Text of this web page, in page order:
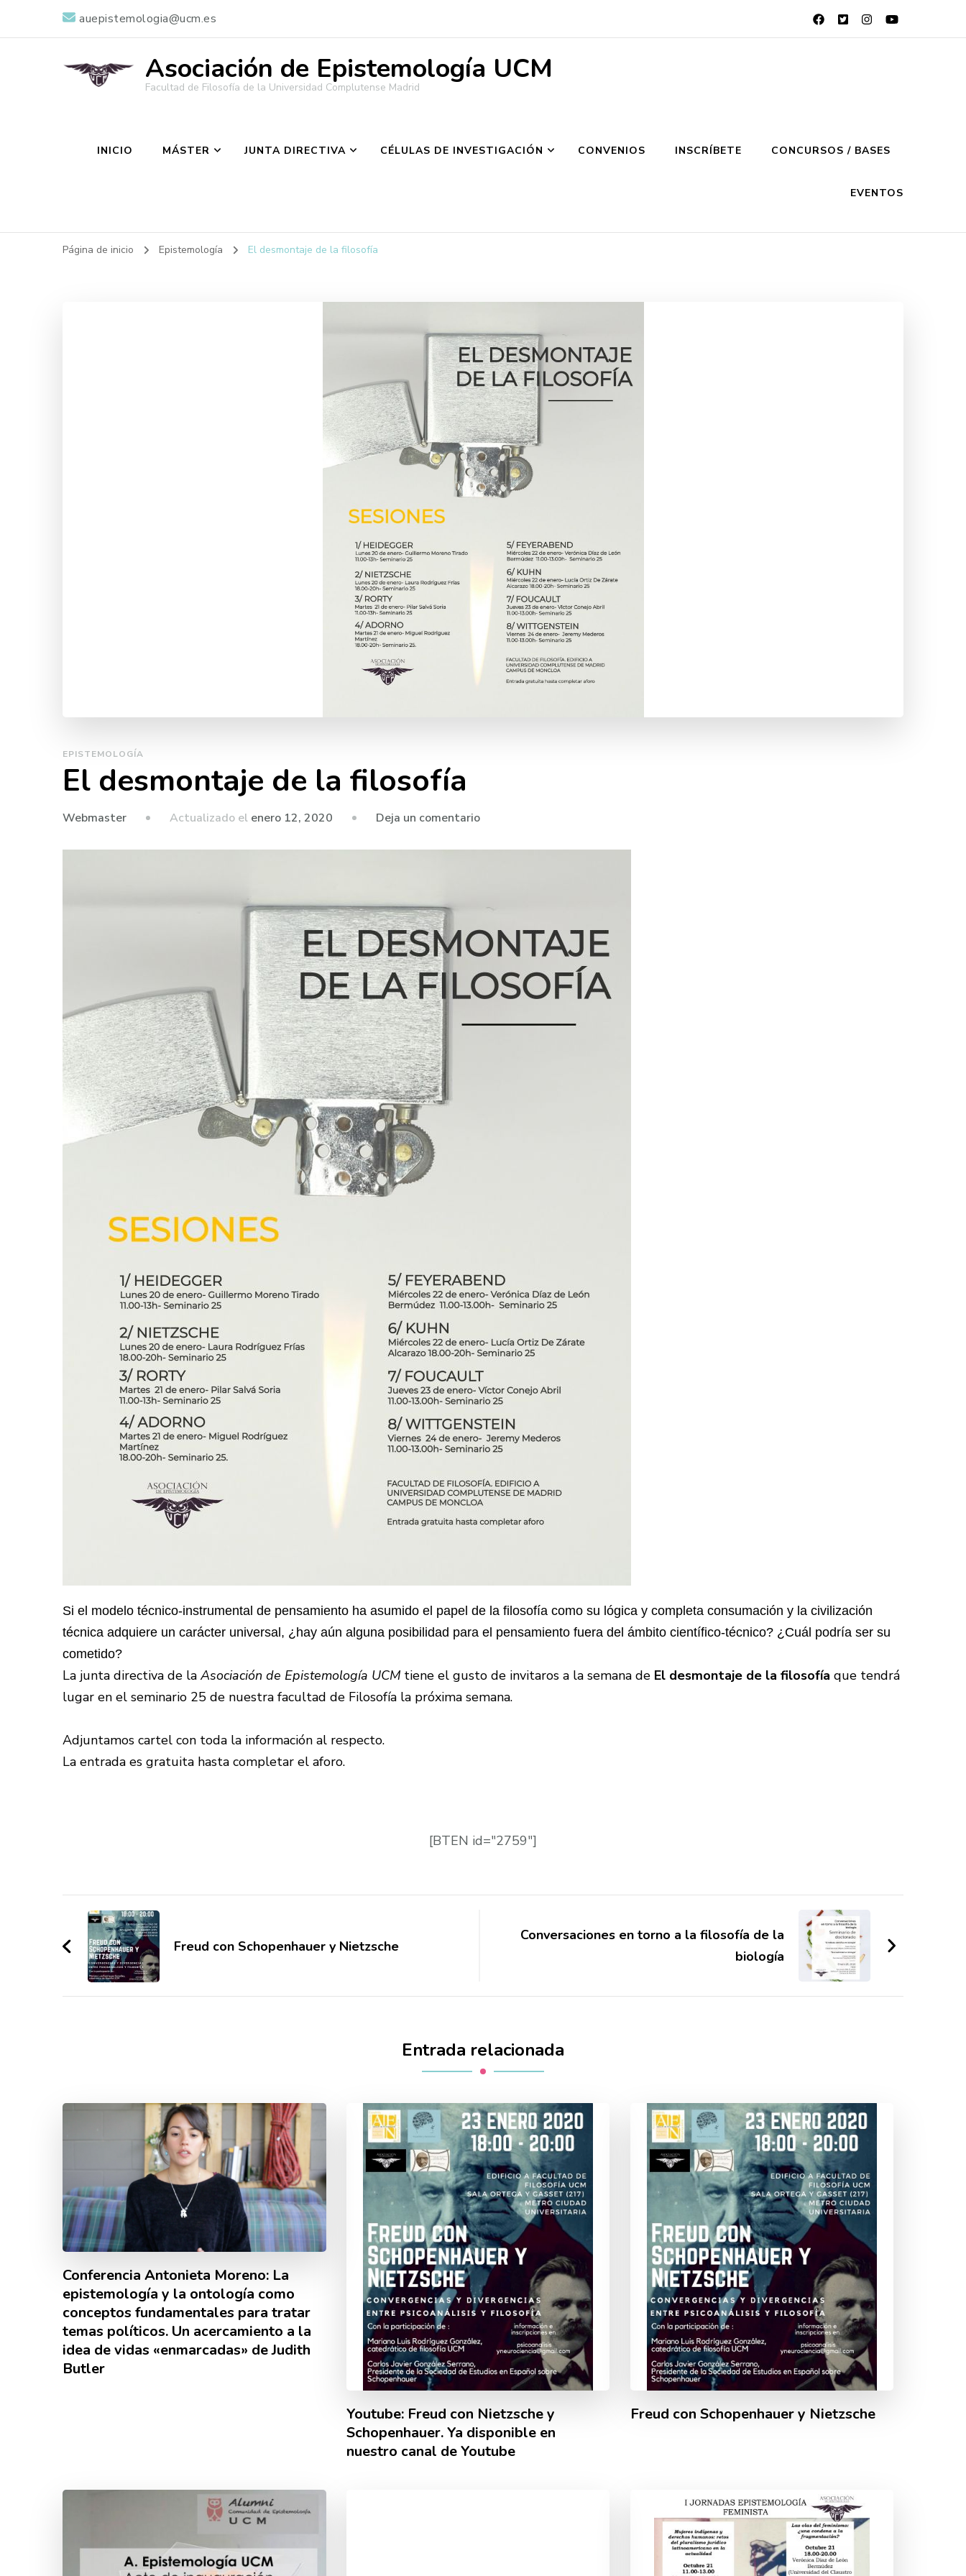
auepistemologia@ucm.es
Asociación de Epistemología UCM
Facultad de Filosofía de la Universidad Complutense Madrid
INICIO MÁSTER JUNTA DIRECTIVA CÉLULAS DE INVESTIGACIÓN CONVENIOS INSCRÍBETE CONCURSOS / BASES
EVENTOS
Página de inicio Epistemología El desmontaje de la filosofía
EPISTEMOLOGÍA
El desmontaje de la filosofía
Webmaster Actualizado el enero 12, 2020 Deja un comentarioen
Si el modelo técnico-instrumental de pensamiento ha asumido el papel de la filosofía como su lógica y completa consumación y la civilización
técnica adquiere un carácter universal, ¿hay aún alguna posibilidad para el pensamiento fuera del ámbito científico-técnico? ¿Cuál podría ser su
cometido?
La junta directiva de laAsociación de Epistemología UCM tiene el gusto de invitaros a la semana de El desmontaje de la filosofía que tendrá
lugar en el seminario 25 de nuestra facultad de Filosofía la próxima semana.
Adjuntamos cartel con toda la información al respecto.
La entrada es gratuita hasta completar el aforo.
[BTEN id="2759"]
Navegación
de
entradas
Freud con Schopenhauer y Nietzsche
Conversaciones en torno a la filosofía de la
biología
Entrada relacionada
Conferencia Antonieta Moreno: La
epistemología y la ontología como
conceptos fundamentales para tratar
temas políticos. Un acercamiento a la
idea de vidas «enmarcadas» de Judith
Butler
Youtube: Freud con Nietzsche y
Schopenhauer. Ya disponible en
nuestro canal de Youtube
Freud con Schopenhauer y Nietzsche